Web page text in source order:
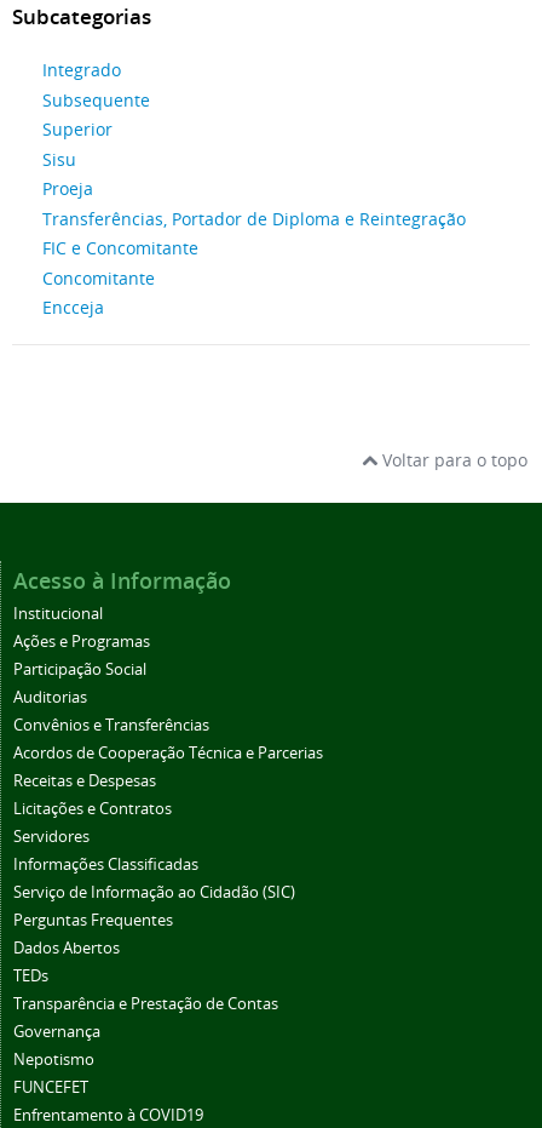
Subcategorias
Integrado
Subsequente
Superior
Sisu
Proeja
Transferências, Portador de Diploma e Reintegração
FIC e Concomitante
Concomitante
Encceja
Voltar para o topo
Acesso à Informação
Institucional
Ações e Programas
Participação Social
Auditorias
Convênios e Transferências
Acordos de Cooperação Técnica e Parcerias
Receitas e Despesas
Licitações e Contratos
Servidores
Informações Classificadas
Serviço de Informação ao Cidadão (SIC)
Perguntas Frequentes
Dados Abertos
TEDs
Transparência e Prestação de Contas
Governança
Nepotismo
FUNCEFET
Enfrentamento à COVID19